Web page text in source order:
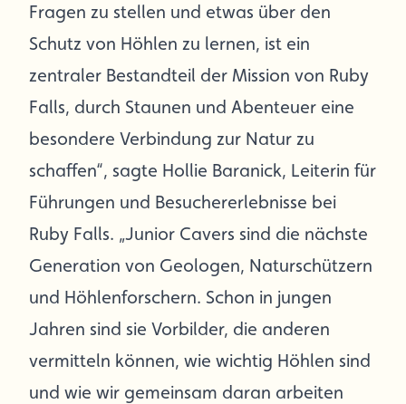
Fragen zu stellen und etwas über den
Schutz von Höhlen zu lernen, ist ein
zentraler Bestandteil der Mission von Ruby
Falls, durch Staunen und Abenteuer eine
besondere Verbindung zur Natur zu
schaffen“, sagte Hollie Baranick, Leiterin für
Führungen und Besuchererlebnisse bei
Ruby Falls. „Junior Cavers sind die nächste
Generation von Geologen, Naturschützern
und Höhlenforschern. Schon in jungen
Jahren sind sie Vorbilder, die anderen
vermitteln können, wie wichtig Höhlen sind
und wie wir gemeinsam daran arbeiten